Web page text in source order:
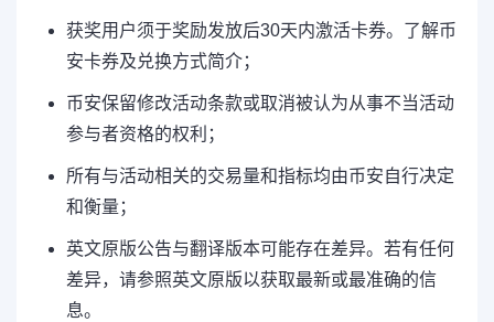
获奖用户须于奖励发放后30天内激活卡券。了解币
安卡券及兑换方式简介；
币安保留修改活动条款或取消被认为从事不当活动
参与者资格的权利；
所有与活动相关的交易量和指标均由币安自行决定
和衡量；
英文原版公告与翻译版本可能存在差异。若有任何
差异，请参照英文原版以获取最新或最准确的信
息。